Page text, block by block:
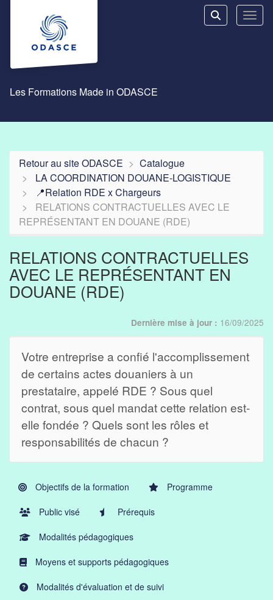
Aller au menu principal
Aller au contenu principal
Personnaliser l'interface
Rechercher
Les Formations Made in ODASCE
Retour au site ODASCE
Catalogue
LA COORDINATION DOUANE-LOGISTIQUE
📍Relation RDE x Chargeurs
RELATIONS CONTRACTUELLES AVEC LE
REPRÉSENTANT EN DOUANE (RDE)
RELATIONS CONTRACTUELLES
AVEC LE REPRÉSENTANT EN
DOUANE (RDE)
Dernière mise à jour : 16/09/2025
Votre entreprise a confié l'accomplissement
de certains actes douaniers à un
prestataire, appelé RDE ? Sous quel
contrat, sous quel mandat cette relation est-
elle fondée ? Quels sont les rôles et
responsabilités de chacun ?
Objectifs de la formation Programme
Public visé Prérequis
Modalités pédagogiques
Moyens et supports pédagogiques
Modalités d'évaluation et de suivi